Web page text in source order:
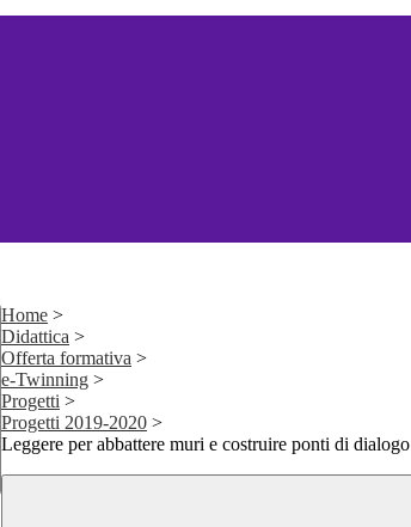
Home >
Didattica >
Offerta formativa >
e-Twinning >
Progetti >
Progetti 2019-2020 >
Leggere per abbattere muri e costruire ponti di dialogo